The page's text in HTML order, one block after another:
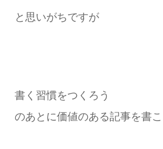
と思いがちですが
書く習慣をつくろう
のあとに価値のある記事を書こ